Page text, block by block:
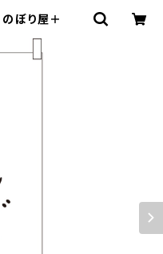
ぼり屋＋